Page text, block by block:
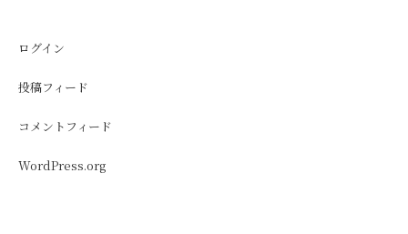
ログイン
投稿フィード
コメントフィード
WordPress.org